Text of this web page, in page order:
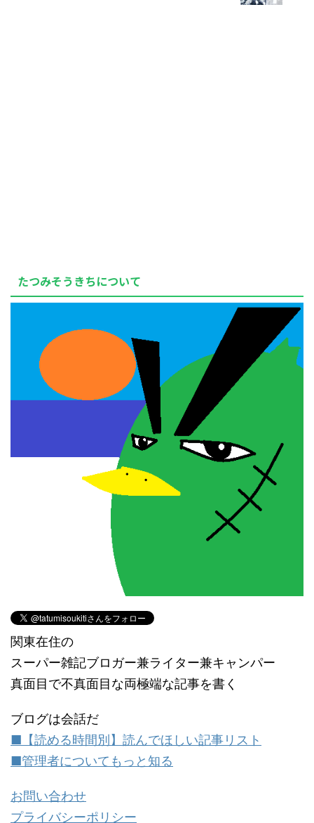
たつみそうきちについて
関東在住の
スーパー雑記ブロガー兼ライター兼キャンパー
真面目で不真面目な両極端な記事を書く
ブログは会話だ
■【読める時間別】読んでほしい記事リスト
■管理者についてもっと知る
お問い合わせ
プライバシーポリシー